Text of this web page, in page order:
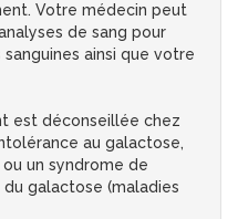
Votre médecin peut
de sang pour
ainsi que votre
est déconseillée chez
au galactose,
un syndrome de
galactose (maladies